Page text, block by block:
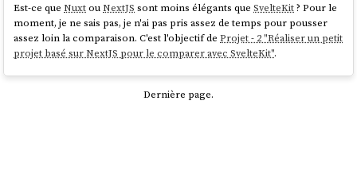
Est-ce queNuxtouNextJS sont moins élégants queSvelteKit? Pour le
moment, je ne sais pas, je n'ai pas pris assez de temps pour pousser
assez loin la comparaison. C'est l'objectif deProjet - 2 "Réaliser un petit
projet basé sur NextJS pour le comparer avec SvelteKit".
Dernière page.